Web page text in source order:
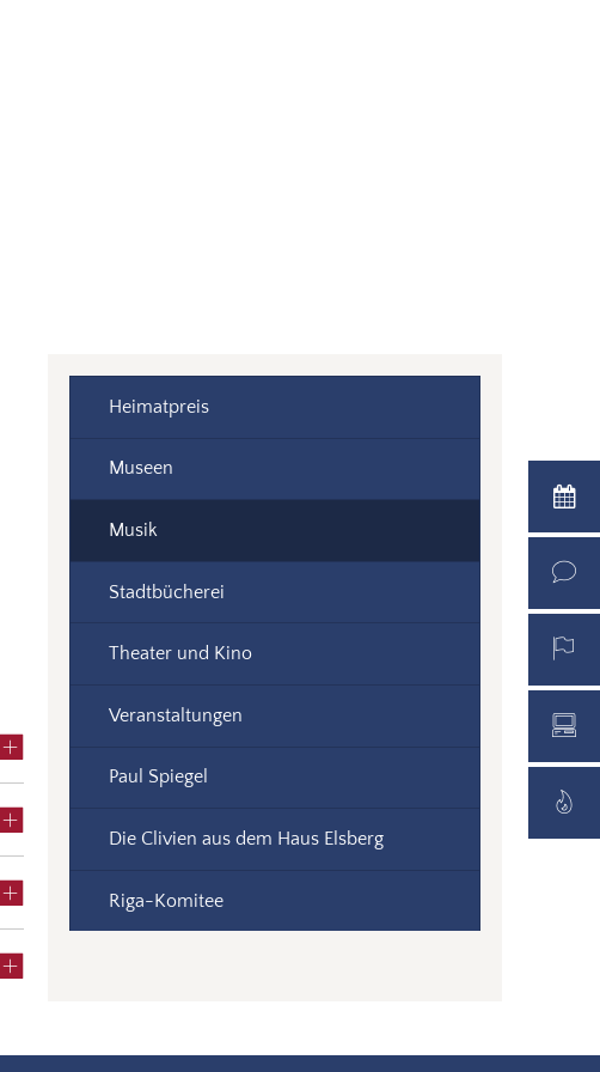
Heimatpreis
Museen
Musik
Stadtbücherei
Theater und Kino
Veranstaltungen
Paul Spiegel
Die Clivien aus dem Haus Elsberg
Riga-Komitee